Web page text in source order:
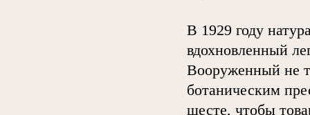
В 1929 году
вдохновленный
Вооруженный не
ботаническим
шесте, чтобы